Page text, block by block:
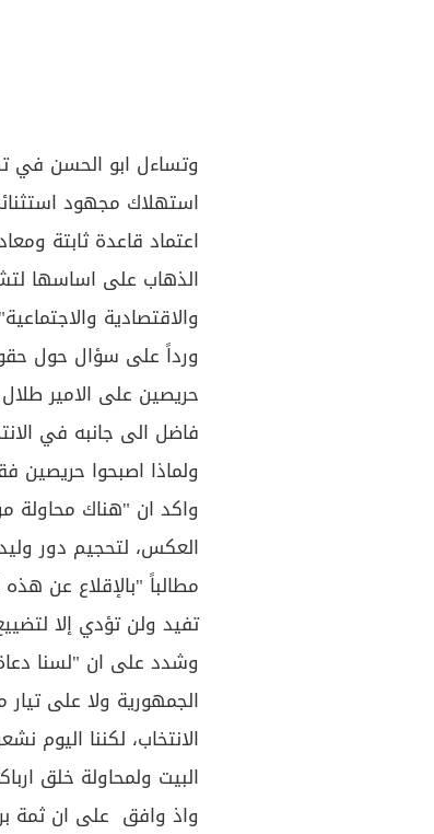
استهلاك مجهود
اعتماد قاعدة ثابتة
الذهاب على اساسها
والاقتصادية
ورداً على سؤال حول
حريصين على الامير طلال
فاضل الى جانبه في
ولماذا اصبحوا
واكد ان "هناك محاولة
العكس، لتحجيم دور
مطالباً "بالإقلاع عن
تفيد ولن تؤدي إلا
وشدد على ان "لسنا
الجمهورية ولا على
الانتخاب، لكننا اليوم
البيت ولمحاولة خلق
واذ وافق على ان ثمة